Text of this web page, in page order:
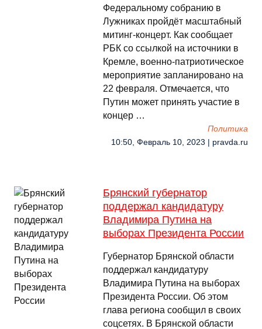
Федеральному собранию в
Лужниках пройдёт масштабный
митинг-концерт. Как сообщает
РБК со ссылкой на источники в
Кремле, военно-патриотическое
мероприятие запланировано на
22 февраля. Отмечается, что
Путин может принять участие в
концер …
Политика
10:50, Февраль 10, 2023 | pravda.ru
Брянский губернатор
поддержал кандидатуру
Владимира Путина на
выборах Президента России
Губернатор Брянской области
поддержал кандидатуру
Владимира Путина на выборах
Президента России. Об этом
глава региона сообщил в своих
соцсетях. В Брянской области